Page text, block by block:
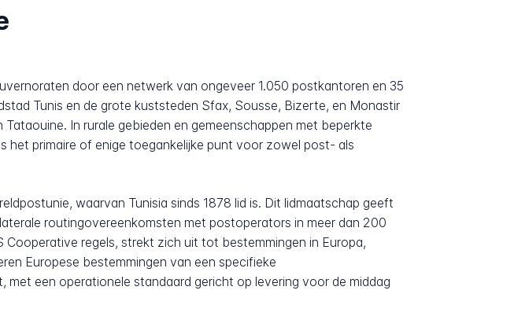
door een netwerk van ongeveer 1.050 postkantoren en 35
Tunis en de grote kuststeden Sfax, Sousse, Bizerte, en Monastir
In rurale gebieden en gemeenschappen met beperkte
primaire of enige toegankelijke punt voor zowel post- als
waarvan Tunisia sinds 1878 lid is. Dit lidmaatschap geeft
routingovereenkomsten met postoperators in meer dan 200
regels, strekt zich uit tot bestemmingen in Europa,
Europese bestemmingen van een specifieke
een operationele standaard gericht op levering voor de middag